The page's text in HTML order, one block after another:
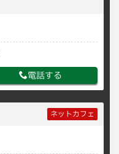
電話する
ネットカフェ